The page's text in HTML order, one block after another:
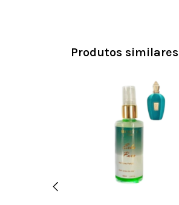
Produtos similares